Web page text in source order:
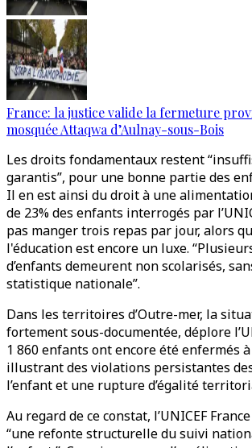
France: la justice valide la fermeture
mosquée Attaqwa d’Aulnay-sous-Bois
Les droits fondamentaux restent
garantis”, pour une bonne partie des
Il en est ainsi du droit à une
de 23% des enfants interrogés par
pas manger trois repas par jour, alors
l'éducation est encore un luxe.
d’enfants demeurent non scolarisés,
statistique nationale”.
Dans les territoires d’Outre-mer, la
fortement sous-documentée, déplore
1 860 enfants ont encore été enfermés
illustrant des violations persistantes
l’enfant et une rupture d’égalité
Au regard de ce constat, l’UNICEF
“une refonte structurelle du suivi